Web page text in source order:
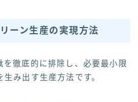
ーン生産の実現方法
を徹底的に排除し、必要最小限
み出す生産方法です。